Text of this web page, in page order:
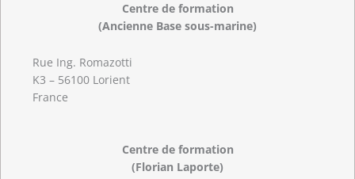
Centre de formation
(Ancienne Base sous-marine)
Rue Ing. Romazotti
K3 – 56100 Lorient
France
Centre de formation
(Florian Laporte)